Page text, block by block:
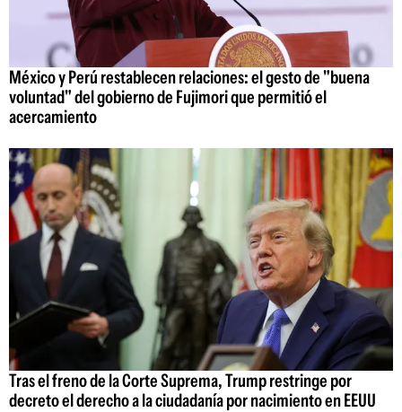
México y Perú restablecen relaciones: el gesto de "buena
voluntad" del gobierno de Fujimori que permitió el
acercamiento
Tras el freno de la Corte Suprema, Trump restringe por
decreto el derecho a la ciudadanía por nacimiento en EEUU